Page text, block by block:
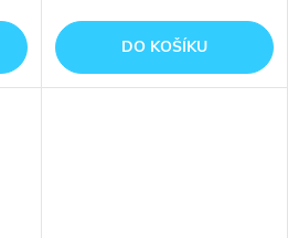
DO KOŠÍKU